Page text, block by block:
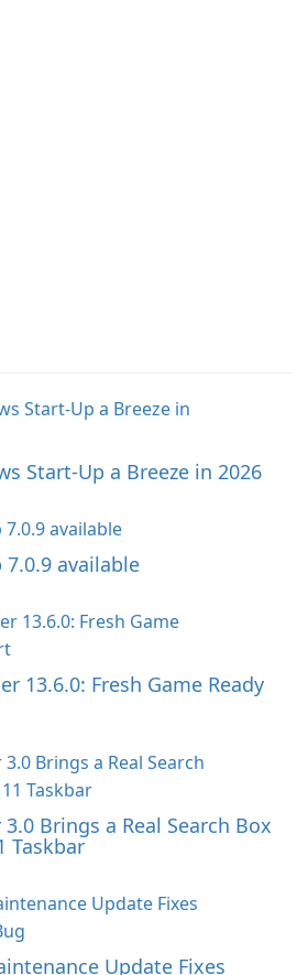
Start-Up a Breeze in 2026
available
13.6.0: Fresh Game Ready
Brings a Real Search Box
Taskbar
Update Fixes